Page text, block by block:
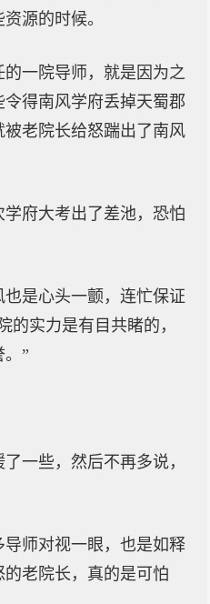
源的时候。
一院导师，就是因为之
得南风学府丢掉天蜀郡
老院长给怒踹出了南风
府大考出了差池，恐怕
是心头一颤，连忙保证
的实力是有目共睹的，
”
一些，然后不再多说，
导师对视一眼，也是如释
老院长，真的是可怕